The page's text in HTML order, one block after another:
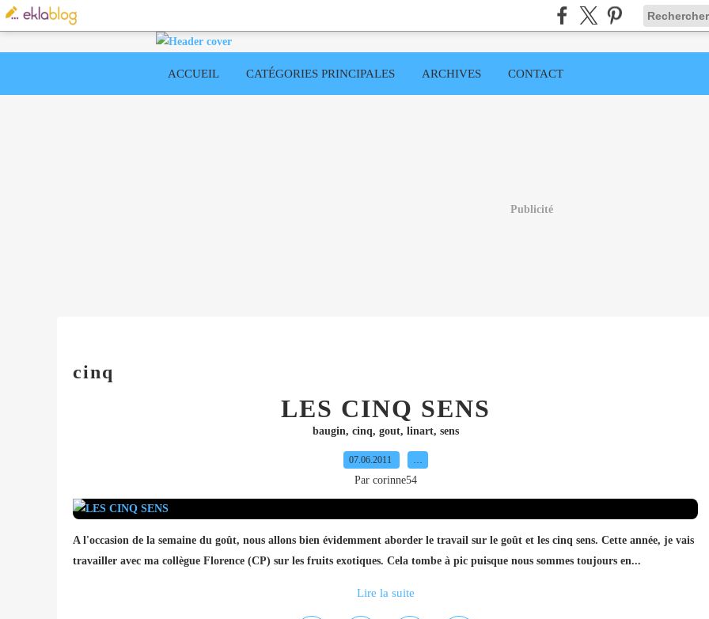
ACCUEIL CATÉGORIES PRINCIPALES ARCHIVES CONTACT
Publicité
cinq
LES CINQ SENS
baugin, cinq, gout, linart, sens
07.06.2011 …
Par corinne54
A l'occasion de la semaine du goût, nous allons bien évidemment aborder le travail sur le goût et les cinq sens. Cette année, je vais
travailler avec ma collègue Florence (CP) sur les fruits exotiques. Cela tombe à pic puisque nous sommes toujours en...
Lire la suite